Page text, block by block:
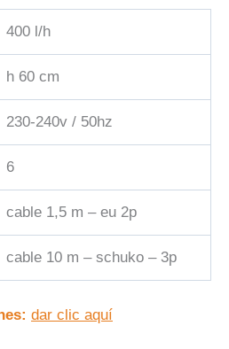
400 l/h
h 60 cm
230-240v / 50hz
6
cable 1,5 m – eu 2p
cable 10 m – schuko – 3p
dar clic aquí